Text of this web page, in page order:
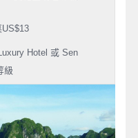
Hotel 或 Sen
級